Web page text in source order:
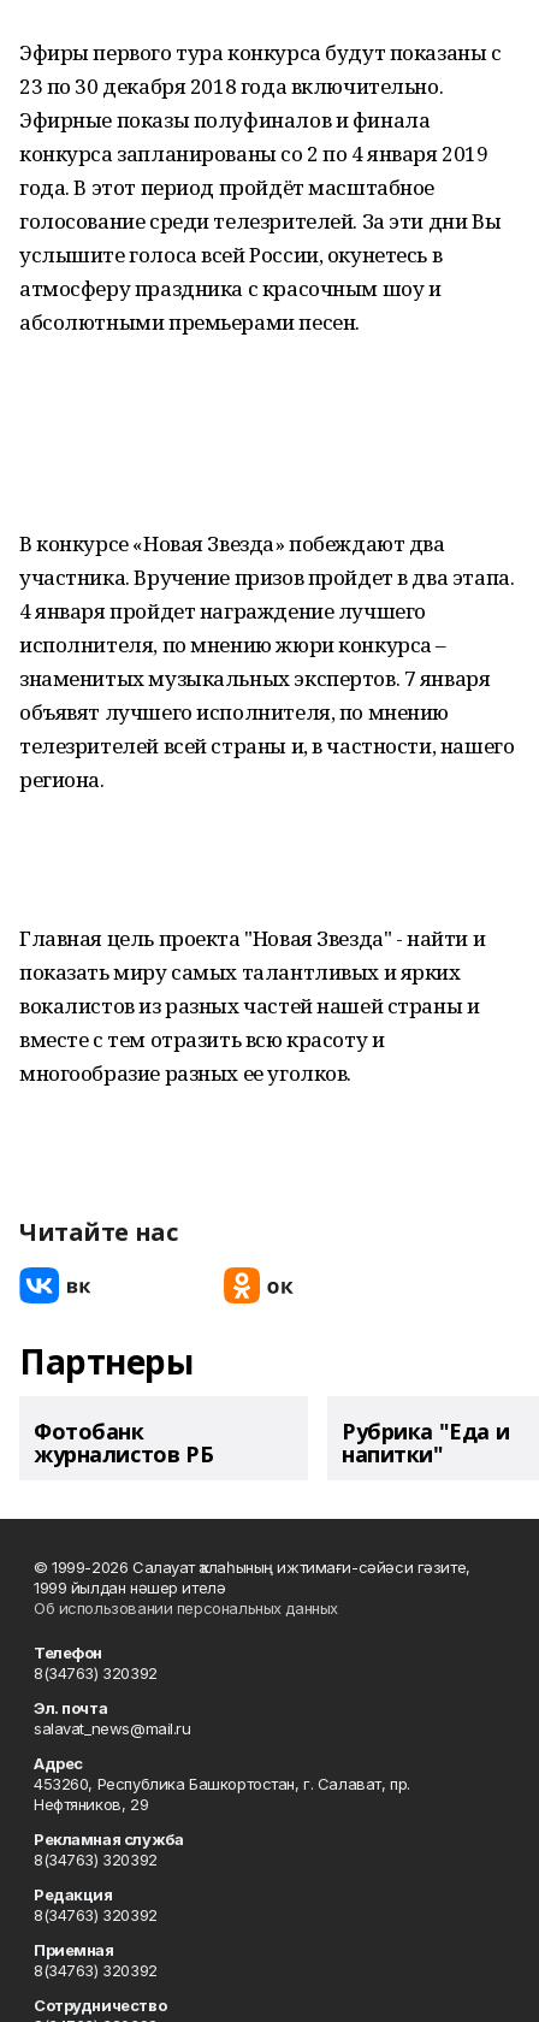
Эфиры первого тура конкурса будут показаны с
23 по 30 декабря 2018 года включительно.
Эфирные показы полуфиналов и финала
конкурса запланированы со 2 по 4 января 2019
года. В этот период пройдёт масштабное
голосование среди телезрителей. За эти дни Вы
услышите голоса всей России, окунетесь в
атмосферу праздника с красочным шоу и
абсолютными премьерами песен.
В конкурсе «Новая Звезда» побеждают два
участника. Вручение призов пройдет в два этапа.
4 января пройдет награждение лучшего
исполнителя, по мнению жюри конкурса –
знаменитых музыкальных экспертов. 7 января
объявят лучшего исполнителя, по мнению
телезрителей всей страны и, в частности, нашего
региона.
Главная цель проекта "Новая Звезда" - найти и
показать миру самых талантливых и ярких
вокалистов из разных частей нашей страны и
вместе с тем отразить всю красоту и
многообразие разных ее уголков.
Читайте нас
Партнеры
Фотобанк
журналистов РБ
Рубрика "Еда и
напитки"
© 1999-2026 Салауат ҡалаһының ижтимағи-сәйәси гәзите,
1999 йылдан нәшер ителә
Об использовании персональных данных
Телефон
8(34763) 320392
Эл. почта
salavat_news@mail.ru
Адрес
453260, Республика Башкортостан, г. Салават, пр.
Нефтяников, 29
Рекламная служба
8(34763) 320392
Редакция
8(34763) 320392
Приемная
8(34763) 320392
Сотрудничество